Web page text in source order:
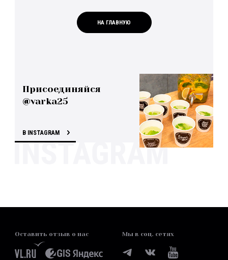
НА ГЛАВНУЮ
Присоединяйся
@varka25
В INSTAGRAM
Оставить отзыв о нас Мы в соц. сетях